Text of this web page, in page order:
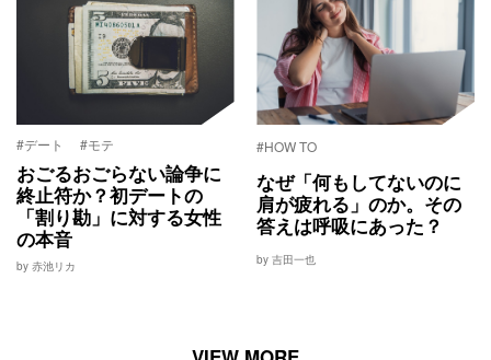
#デート #モテ
おごるおごらない論争に
終止符か？初デートの
「割り勘」に対する女性
の本音
by 赤池リカ
#HOW TO
なぜ「何もしてないのに
肩が疲れる」のか。その
答えは呼吸にあった？
by 吉田一也